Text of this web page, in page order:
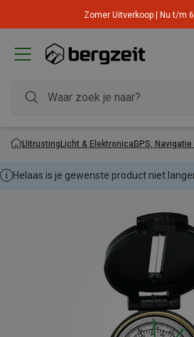
Zomer Uitverkoop | Nu t/m
UitrustingLicht & ElektronicaGPS,
Helaas is je gewenste product niet langer